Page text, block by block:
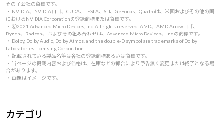
その子会社の商標です。
・ NVIDIA、NVIDIAロゴ、CUDA、TESLA、SLI、GeForce、Quadroは、米国およびその他の国
におけるNVIDIA Corporationの登録商標または商標です。
・ 🄫2021 Advanced Micro Devices, Inc. All rights reserved. AMD、AMD Arrowロゴ、
Ryzen、Radeon、およびその組み合わせは、Advanced Micro Devices、Inc.の商標です。
・ Dolby, Dolby Audio, Dolby Atmos, and the double-D symbol are trademarks of Dolby
Laboratories Licensing Corporation.
・ 記載されている製品名等は各社の登録商標あるいは商標です。
・ 当ページの掲載内容および価格は、在庫などの都合により予告無く変更または終了となる場
合があります。
・ 画像はイメージです。
カテゴリ